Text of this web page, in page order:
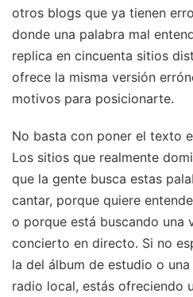
otros blogs que ya tienen
donde una palabra mal
replica en cincuenta sitios
ofrece la misma versión
motivos para posicionarte.
No basta con poner el texto
Los sitios que realmente
que la gente busca estas
cantar, porque quiere
o porque está buscando una
concierto en directo. Si no
la del álbum de estudio o
radio local, estás ofreciendo